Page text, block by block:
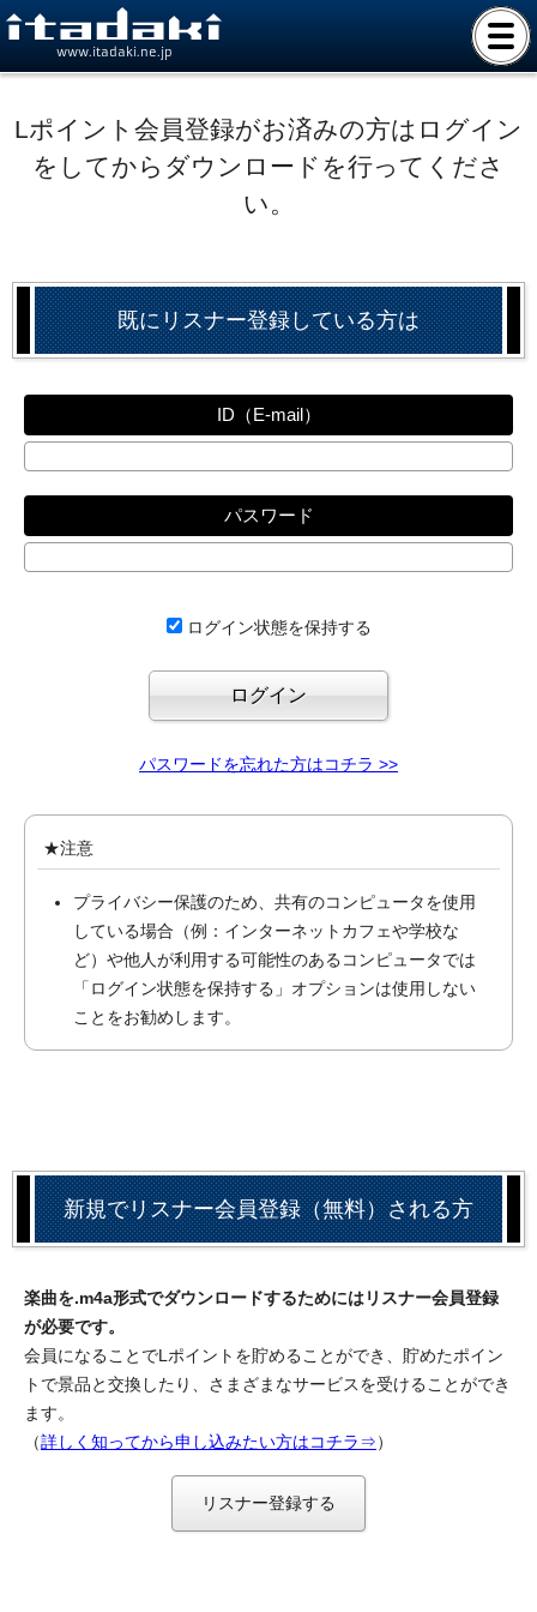
www.itadaki.ne.jp
Lポイント会員登録がお済みの方はログイン
をしてからダウンロードを行ってくださ
い。
既にリスナー登録している方は
ID（E-mail）
パスワード
ログイン状態を保持する
パスワードを忘れた方はコチラ >>
★注意
プライバシー保護のため、共有のコンピュータを使用
している場合（例：インターネットカフェや学校な
ど）や他人が利用する可能性のあるコンピュータでは
「ログイン状態を保持する」オプションは使用しない
ことをお勧めします。
新規でリスナー会員登録（無料）される方
楽曲を.m4a形式でダウンロードするためにはリスナー会員登録
が必要です。
会員になることでLポイントを貯めることができ、貯めたポイン
トで景品と交換したり、さまざまなサービスを受けることができ
ます。
（詳しく知ってから申し込みたい方はコチラ⇒）
リスナー登録する